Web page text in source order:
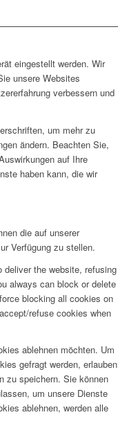
eingestellt werden. Wir
unsere Websites
verbessern und
um mehr zu
ändern. Beachten Sie,
auf Ihre
haben kann, die wir
die auf unserer
Verfügung zu stellen.
the website, refusing
always can block or delete
blocking all cookies on
refuse cookies when
ablehnen möchten. Um
gefragt werden, erlauben
zu speichern. Sie können
um unsere Dienste
ablehnen, werden alle